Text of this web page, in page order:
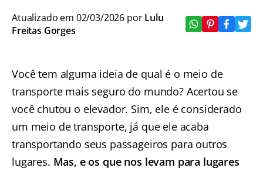
Atualizado em 02/03/2026 porLulu
Freitas Gorges
Você tem alguma ideia de qual é o meio de
transporte mais seguro do mundo? Acertou se
você chutou o elevador. Sim, ele é considerado
um meio de transporte, já que ele acaba
transportando seus passageiros para outros
lugares. Mas, e os que nos levam para lugares